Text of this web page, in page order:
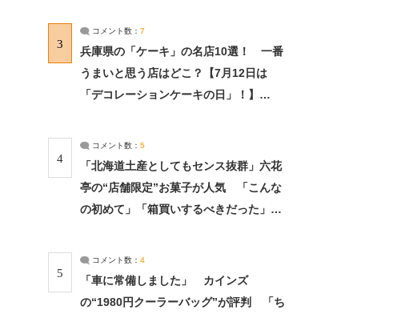
3
コメント数： 7
兵庫県の「ケーキ」の名店10選！ 一番
うまいと思う店はどこ？【7月12日は
「デコレーションケーキの日」！】
4
コメント数： 5
「北海道土産としてもセンス抜群」六花
亭の“店舗限定”お菓子が人気 「こんな
の初めて」「箱買いするべきだった」
5
コメント数： 4
「車に常備しました」 カインズ
の“1980円クーラーバッグ”が評判 「ち